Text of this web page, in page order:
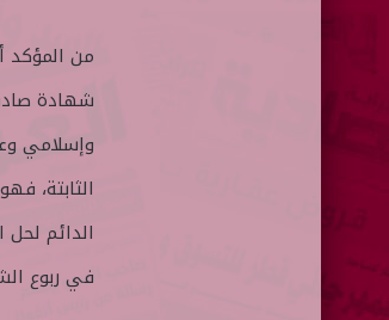
من المؤكد
شهادة
وإسلامي
الثابتة،
الدائم لحل
في ربوع